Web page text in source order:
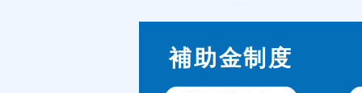
補助金制度